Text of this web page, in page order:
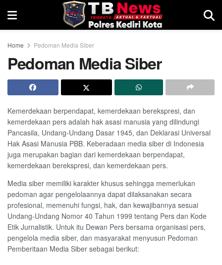
Home Pedoman Media Siber
Pedoman Media Siber
Kemerdekaan berpendapat, kemerdekaan berekspresi, dan
kemerdekaan pers adalah hak asasi manusia yang dilindungi
Pancasila, Undang-Undang Dasar 1945, dan Deklarasi Universal
Hak Asasi Manusia PBB. Keberadaan media siber di Indonesia
juga merupakan bagian dari kemerdekaan berpendapat,
kemerdekaan berekspresi, dan kemerdekaan pers.
Media siber memiliki karakter khusus sehingga memerlukan
pedoman agar pengelolaannya dapat dilaksanakan secara
profesional, memenuhi fungsi, hak, dan kewajibannya sesuai
Undang-Undang Nomor 40 Tahun 1999 tentang Pers dan Kode
Etik Jurnalistik. Untuk itu Dewan Pers bersama organisasi pers,
pengelola media siber, dan masyarakat menyusun Pedoman
Pemberitaan Media Siber sebagai berikut: